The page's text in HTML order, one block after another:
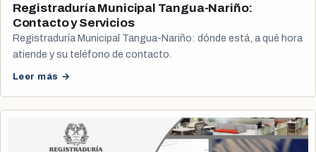
Registraduría Municipal Tangua-Nariño:
Contacto y Servicios
Registraduría Municipal Tangua-Nariño: dónde está, a qué hora
atiende y su teléfono de contacto.
Leer más →